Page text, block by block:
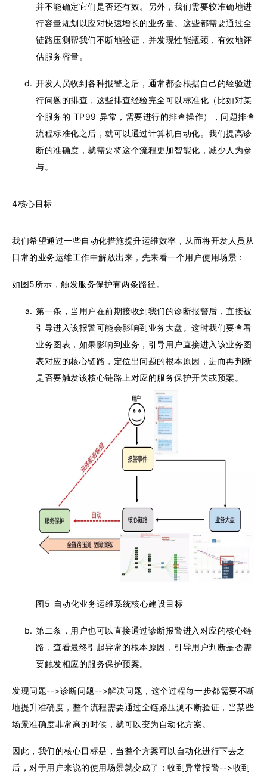
并不能确定它们是否还有效。另外，我们需要较准确地进
行容量规划以应对快速增长的业务量。这些都需要通过全
链路压测帮我们不断地验证，并发现性能瓶颈，有效地评
估服务容量。
开发人员收到各种报警之后，通常都会根据自己的经验进
行问题的排查，这些排查经验完全可以标准化（比如对某
个服务的 TP99 异常，需要进行的排查操作），问题排查
流程标准化之后，就可以通过计算机自动化。我们提高诊
断的准确度，就需要将这个流程更加智能化，减少人为参
与。
4核心目标
我们希望通过一些自动化措施提升运维效率，从而将开发人员从
日常的业务运维工作中解放出来，先来看一个用户使用场景：
如图5所示，触发服务保护有两条路径。
第一条，当用户在前期接收到我们的诊断报警后，直接被
引导进入该报警可能会影响到业务大盘。这时我们要查看
业务图表，如果影响到业务，引导用户直接进入该业务图
表对应的核心链路，定位出问题的根本原因，进而再判断
是否要触发该核心链路上对应的服务保护开关或预案。
图5 自动化业务运维系统核心建设目标
第二条，用户也可以直接通过诊断报警进入对应的核心链
路，查看最终引起异常的根本原因，引导用户判断是否需
要触发相应的服务保护预案。
发现问题-->诊断问题-->解决问题，这个过程每一步都需要不断
地提升准确度，整个流程需要通过全链路压测不断验证，当某些
场景准确度非常高的时候，就可以变为自动化方案。
因此，我们的核心目标是，当整个方案可以自动化进行下去之
后，对于用户来说的使用场景就变成了：收到异常报警-->收到